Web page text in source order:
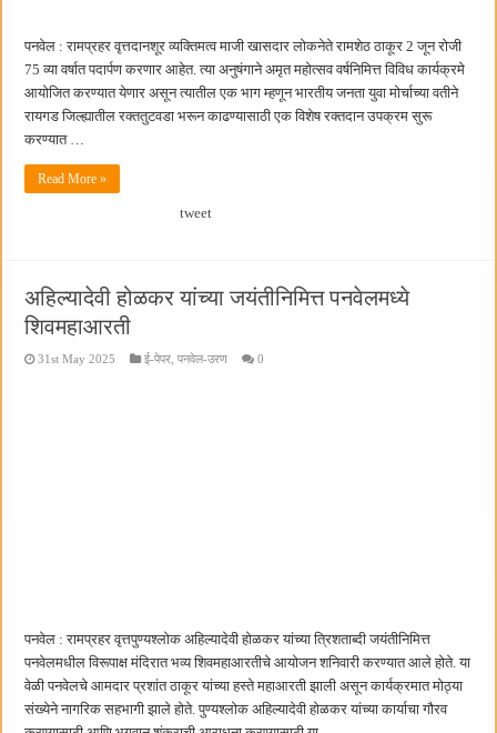
पनवेल : रामप्रहर वृत्तदानशूर व्यक्तिमत्व माजी खासदार लोकनेते रामशेठ ठाकूर 2 जून रोजी
75 व्या वर्षात पदार्पण करणार आहेत. त्या अनुषंगाने अमृत महोत्सव वर्षनिमित्त विविध कार्यक्रमे
आयोजित करण्यात येणार असून त्यातील एक भाग म्हणून भारतीय जनता युवा मोर्चाच्या वतीने
रायगड जिल्ह्यातील रक्ततुटवडा भरून काढण्यासाठी एक विशेष रक्तदान उपक्रम सुरू
करण्यात …
Read More »
tweet
अहिल्यादेवी होळकर यांच्या जयंतीनिमित्त पनवेलमध्ये
शिवमहाआरती
31st May 2025 ई-पेपर,पनवेल-उरण 0
पनवेल : रामप्रहर वृत्तपुण्यश्लोक अहिल्यादेवी होळकर यांच्या त्रिशताब्दी जयंतीनिमित्त
पनवेलमधील विरूपाक्ष मंदिरात भव्य शिवमहाआरतीचे आयोजन शनिवारी करण्यात आले होते. या
वेळी पनवेलचे आमदार प्रशांत ठाकूर यांच्या हस्ते महाआरती झाली असून कार्यक्रमात मोठ्या
संख्येने नागरिक सहभागी झाले होते. पुण्यश्लोक अहिल्यादेवी होळकर यांच्या कार्याचा गौरव